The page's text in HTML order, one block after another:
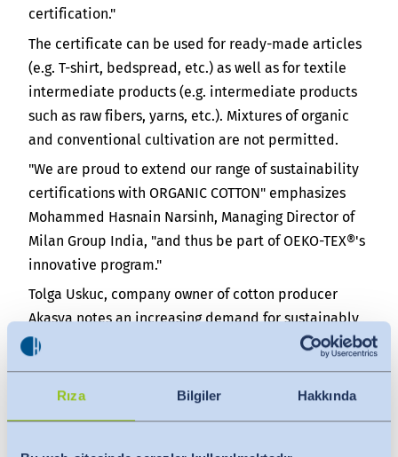
Rıza Bilgiler Hakkında
certification."
The certificate can be used for ready-made articles
(e.g. T-shirt, bedspread, etc.) as well as for textile
intermediate products (e.g. intermediate products
such as raw fibers, yarns, etc.). Mixtures of organic
and conventional cultivation are not permitted.
"We are proud to extend our range of sustainability
certifications with ORGANIC COTTON" emphasizes
Mohammed Hasnain Narsinh, Managing Director of
Milan Group India, "and thus be part ofOEKO-TEX®'s
innovative program."
Tolga Uskuc, company owner of cotton producer
Akasya notes an increasing demand for sustainably
produced organic cotton: "The demand for organic
is growing steadily, and with certification we have